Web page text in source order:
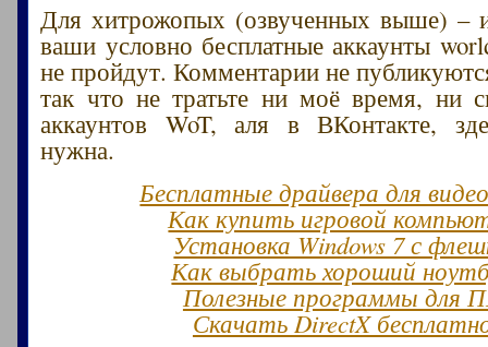
Для хитрожопых (озвученных выше) –
ваши условно бесплатные аккаунты
не пройдут. Комментарии не
так что не тратьте ни моё время, ни
аккаунтов WoT, аля в ВКонтакте,
нужна.
Бесплатные драйвера для
Как купить игровой
Установка Windows 7 с
Как выбрать хороший
Полезные программы для
Скачать DirectX